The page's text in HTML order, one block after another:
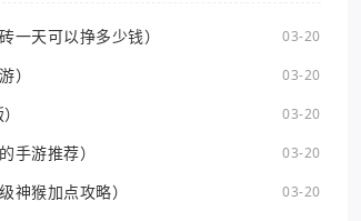
一天可以挣多少钱） 03-20
） 03-20
03-20
手游推荐） 03-20
神猴加点攻略） 03-20